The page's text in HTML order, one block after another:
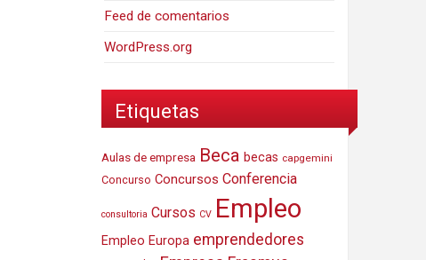
Feed de comentarios
WordPress.org
Etiquetas
Aulas de empresa Beca becas capgemini
Concurso Concursos Conferencia
consultoria Cursos CV Empleo
Empleo Europa emprendedores